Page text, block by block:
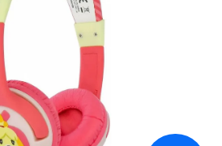
hvězdiček.